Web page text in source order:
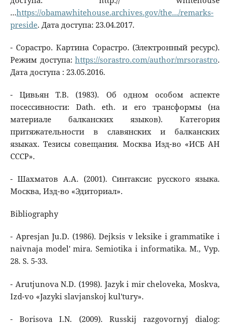
...https://obamawhitehouse.archives.gov/the.../remarks-
preside. Дата доступа: 23.04.2017.
- Сорастро. Картина Сорастро. (Электронный ресурс).
Режим доступа:https://sorastro.com/author/mrsorastro.
Дата доступа : 23.05.2016.
- Цивьян Т.В. (1983). Об одном особом аспекте
посессивности: Dath. eth. и его трансформы (на
материале балканских языков). Категория
притяжательности в славянских и балканских
языках. Тезисы совещания. Москва Изд-во «ИСБ АН
СССР».
- Шахматов А.А. (2001). Синтаксис русского языка.
Москва, Изд-во «Эдиториал».
Bibliography
- Apresjan Ju.D. (1986). Dejksis v leksike i grammatike i
naivnaja model' mira. Semiotika i informatika. M., Vyp.
28. S. 5-33.
- Arutjunova N.D. (1998). Jazyk i mir cheloveka, Moskva,
Izd-vo «Jazyki slavjanskoj kul'tury».
- Borisova I.N. (2009). Russkij razgovornyj dialog: